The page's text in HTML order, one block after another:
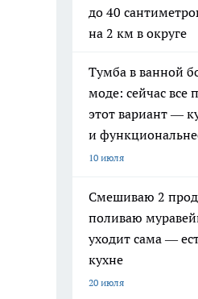
до 40
на 2 км в округе
Тумба в ванной
моде: сейчас все
этот вариант —
и
10 июля
Смешиваю 2
поливаю
уходит сама —
кухне
20 июля